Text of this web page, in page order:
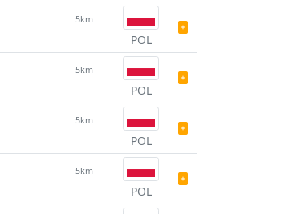
5km
POL
5km
POL
5km
POL
5km
POL